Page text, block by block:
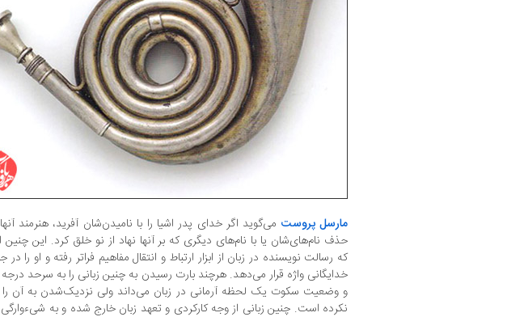
مارسل پروست می‌گوید اگر خدای پدر اشیا را با نامیدن‌شان آفرید، هنرمند آنها
حذف نام‌های‌شان یا با نام‌های دیگری که بر آنها نهاد از نو خلق کرد. این
که رسالت نویسنده در زبان از ابزار ارتباط و انتقال مفاهیم فراتر رفته و او را در
خدایگانی واژه قرار می‌دهد. هرچند بارت رسیدن به چنین زبانی را به سرحد
و وضعیت سکوت یک لحظه آرمانی در زبان می‌داند ولی نزدیک‌شدن به آن را
نکرده است. چنین زبانی از وجه کارکردی و تعهد زبان خارج شده و به شی‌ءوارگی